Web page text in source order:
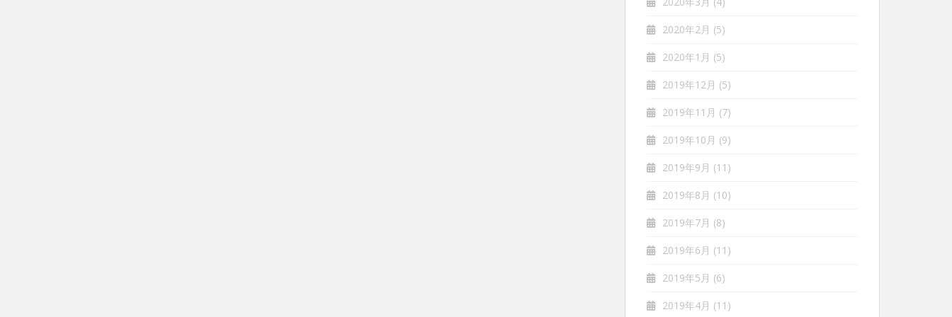
2020年2月 (5)
2020年1月 (5)
2019年12月 (5)
2019年11月 (7)
2019年10月 (9)
2019年9月 (11)
2019年8月 (10)
2019年7月 (8)
2019年6月 (11)
2019年5月 (6)
2019年4月 (11)